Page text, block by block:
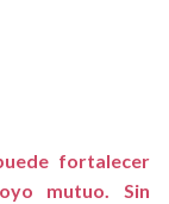
fortalecer
mutuo. Sin